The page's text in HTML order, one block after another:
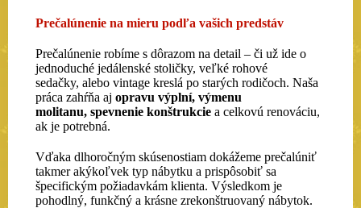
Prečalúnenie na mieru podľa vašich predstáv
Prečalúnenie robíme s dôrazom na detail – či už ide o
jednoduché jedálenské stoličky, veľké rohové
sedačky, alebo vintage kreslá po starých rodičoch. Naša
práca zahŕňa aj opravu výplní, výmenu
molitanu, spevnenie konštrukcie a celkovú renováciu,
ak je potrebná.
Vďaka dlhoročným skúsenostiam dokážeme prečalúniť
takmer akýkoľvek typ nábytku a prispôsobiť sa
špecifickým požiadavkám klienta. Výsledkom je
pohodlný, funkčný a krásne zrekonštruovaný nábytok.